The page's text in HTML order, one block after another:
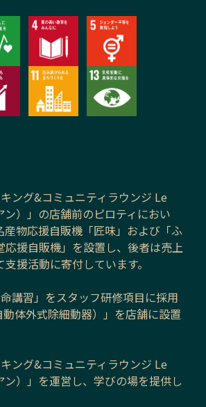
キング&コミュニティラウンジ Le
）」の店舗前のピロティにおい
産物応援自販機「匠味」および「ふ
応援自販機」を設置し、後者は売上
援活動に寄付しています。
命講習」をスタッフ研修項目に採用
動体外式除細動器）」を店舗に設置
キング&コミュニティラウンジ Le
ン）」を運営し、学びの場を提供し